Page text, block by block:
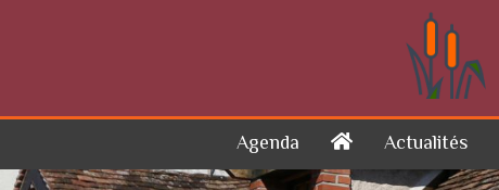
Agenda Actualités